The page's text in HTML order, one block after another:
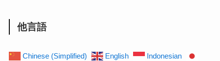
他言語
Chinese (Simplified) English
Indonesian